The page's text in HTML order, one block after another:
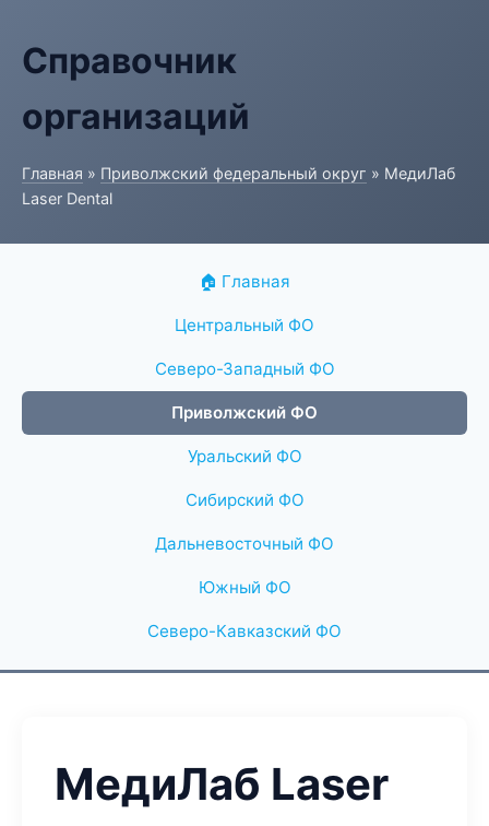
Справочник
организаций
Главная » Приволжский федеральный округ » МедиЛаб
Laser Dental
🏠 Главная
Центральный ФО
Северо-Западный ФО
Приволжский ФО
Уральский ФО
Сибирский ФО
Дальневосточный ФО
Южный ФО
Северо-Кавказский ФО
МедиЛаб Laser